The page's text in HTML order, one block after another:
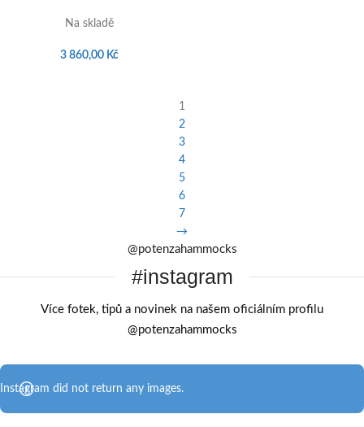
Na skladě
3 860,00 Kč
1
2
3
4
5
6
7
→
@potenzahammocks
#instagram
Více fotek, tipů a novinek na našem oficiálním profilu
@potenzahammocks
Instagram did not return any images.